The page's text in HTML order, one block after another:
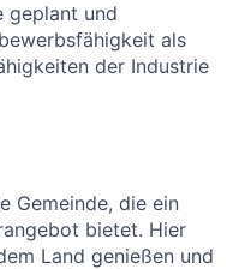
geplant und
als
der Industrie
Gemeinde, die ein
bietet. Hier
Land genießen und